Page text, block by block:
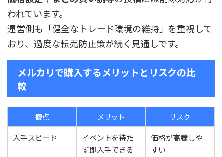
われています。
運営側も「健全なトレード環境の維持」を重視して
おり、過度な転売防止策が続く見通しです。
メルカリで購入するメリットとリスクの比
較
観点 メリット
リスク
入手スピード
イベントを待た
ず即入手できる
価格が高騰しや
すい